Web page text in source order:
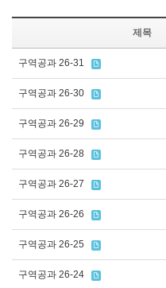
제목
구역공과 26-31
구역공과 26-30
구역공과 26-29
구역공과 26-28
구역공과 26-27
구역공과 26-26
구역공과 26-25
구역공과 26-24